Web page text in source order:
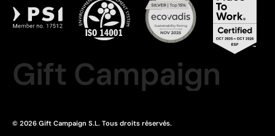
Gift Campaign
© 2026 Gift Campaign S.L. Tous droits réservés.